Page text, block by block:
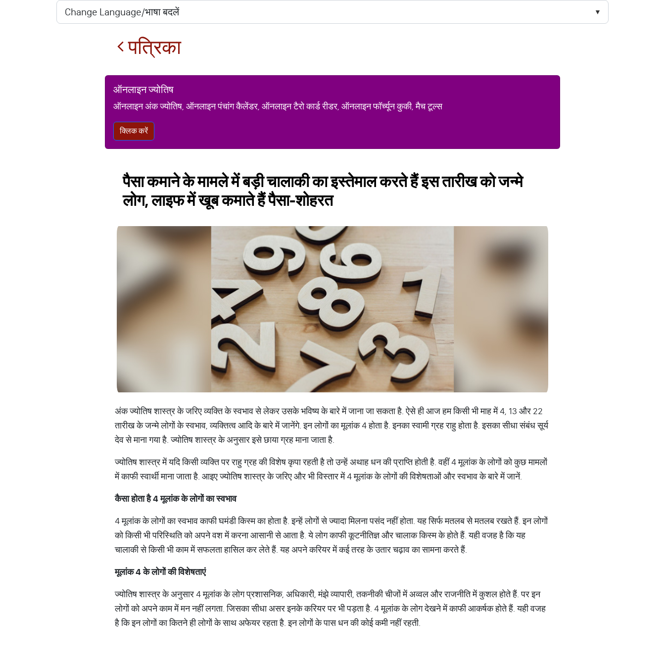
पत्रिका
ऑनलाइन ज्योतिष
ऑनलाइन अंक ज्योतिष, ऑनलाइन पंचांग कैलेंडर, ऑनलाइन टैरो कार्ड रीडर, ऑनलाइन फॉर्च्यून कुकी, मैच टूल्स
क्लिक करें
पैसा कमाने के मामले में बड़ी चालाकी का इस्तेमाल करते हैं इस तारीख को जन्मे
लोग, लाइफ में खूब कमाते हैं पैसा-शोहरत
अंक ज्योतिष शास्त्र के जरिए व्यक्ति के स्वभाव से लेकर उसके भविष्य के बारे में जाना जा सकता है. ऐसे ही आज हम किसी भी माह में 4, 13 और 22
तारीख के जन्मे लोगों के स्वभाव, व्यक्तित्व आदि के बारे में जानेंगे. इन लोगों का मूलांक 4 होता है. इनका स्वामी ग्रह राहु होता है. इसका सीधा संबंध सूर्य
देव से माना गया है. ज्योतिष शास्त्र के अनुसार इसे छाया ग्रह माना जाता है.
ज्योतिष शास्त्र में यदि किसी व्यक्ति पर राहु ग्रह की विशेष कृपा रहती है तो उन्हें अथाह धन की प्राप्ति होती है. वहीं 4 मूलांक के लोगों को कुछ मामलों
में काफी स्वार्थी माना जाता है. आइए ज्योतिष शास्त्र के जरिए और भी विस्तार में 4 मूलांक के लोगों की विशेषताओं और स्वभाव के बारे में जानें.
कैसाहोताहै4मूलांककेलोगोंकास्वभाव
4 मूलांक के लोगों का स्वभाव काफी घमंडी किस्म का होता है. इन्हें लोगों से ज्यादा मिलना पसंद नहीं होता. यह सिर्फ मतलब से मतलब रखते हैं. इन लोगों
को किसी भी परिस्थिति को अपने वश में करना आसानी से आता है. ये लोग काफी कूटनीतिज्ञ और चालाक किस्म के होते हैं. यही वजह है कि यह
चालाकी से किसी भी काम में सफलता हासिल कर लेते हैं. यह अपने करियर में कई तरह के उतार चढ़ाव का सामना करते हैं.
मूलांक4केलोगोंकीविशेषताएं
ज्योतिष शास्त्र के अनुसार 4 मूलांक के लोग प्रशासनिक, अधिकारी, मंझे व्यापारी, तकनीकी चीजों में अव्वल और राजनीति में कुशल होते हैं. पर इन
लोगों को अपने काम में मन नहीं लगता. जिसका सीधा असर इनके करियर पर भी पड़ता है. 4 मूलांक के लोग देखने में काफी आकर्षक होते हैं. यही वजह
है कि इन लोगों का कितने ही लोगों के साथ अफेयर रहता है. इन लोगों के पास धन की कोई कमी नहीं रहती.